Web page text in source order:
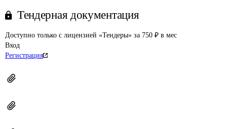
Тендерная документация
Доступно только с лицензией «Тендеры» за 750 ₽ в мес
Вход
Регистрация